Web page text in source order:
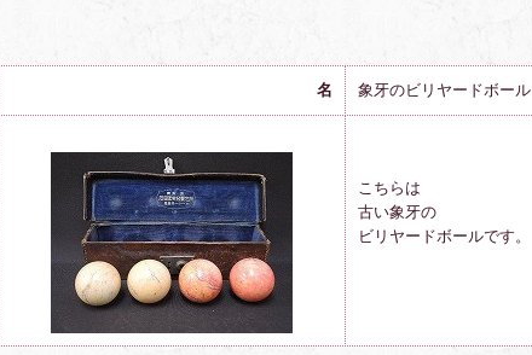
名 象牙のビリヤードボール
こちらは
古い象牙の
ビリヤードボールです。